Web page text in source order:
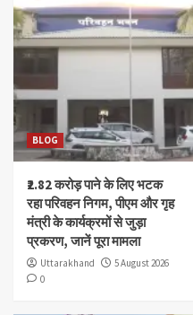
BLOG
₹2.82 करोड़ पाने के लिए भटक
रहा परिवहन निगम, पीएम और गृह
मंत्री के कार्यक्रमों से जुड़ा
प्रकरण, जानें पूरा मामला
Uttarakhand
5 August 2026
0